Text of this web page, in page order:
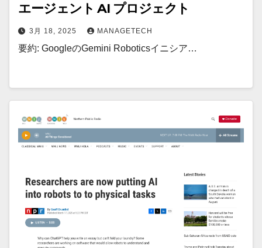
エージェント AI プロジェクト
3月 18, 2025 MANAGETECH
要約: GoogleのGemini Roboticsイニシア…